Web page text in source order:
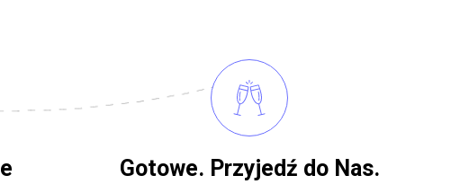
Gotowe. Przyjedź do Nas.